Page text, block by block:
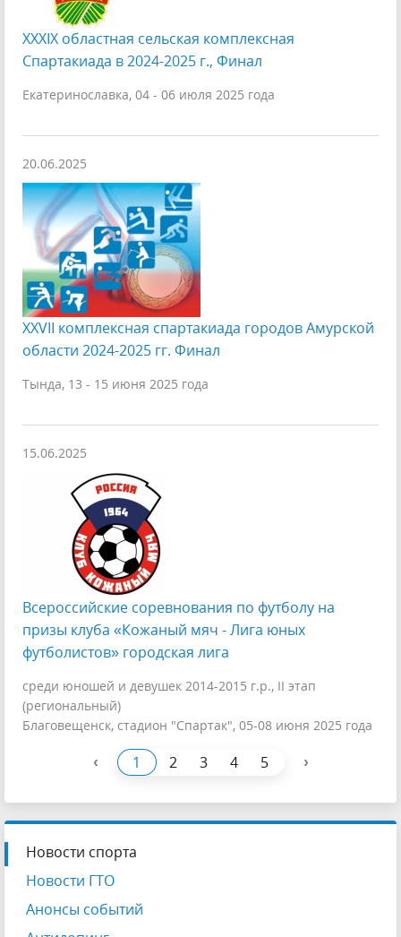
XXXIX областная сельская комплексная
Спартакиада в 2024-2025 г., Финал
Екатеринославка, 04 - 06 июля 2025 года
20.06.2025
XXVII комплексная спартакиада городов Амурской
области 2024-2025 гг. Финал
Тында, 13 - 15 июня 2025 года
15.06.2025
Всероссийские соревнования по футболу на
призы клуба «Кожаный мяч - Лига юных
футболистов» городская лига
среди юношей и девушек 2014-2015 г.р., II этап
(региональный)
Благовещенск, стадион "Спартак", 05-08 июня 2025 года
‹ 1 2 3 4 5 ›
Новости спорта
Новости ГТО
Анонсы событий